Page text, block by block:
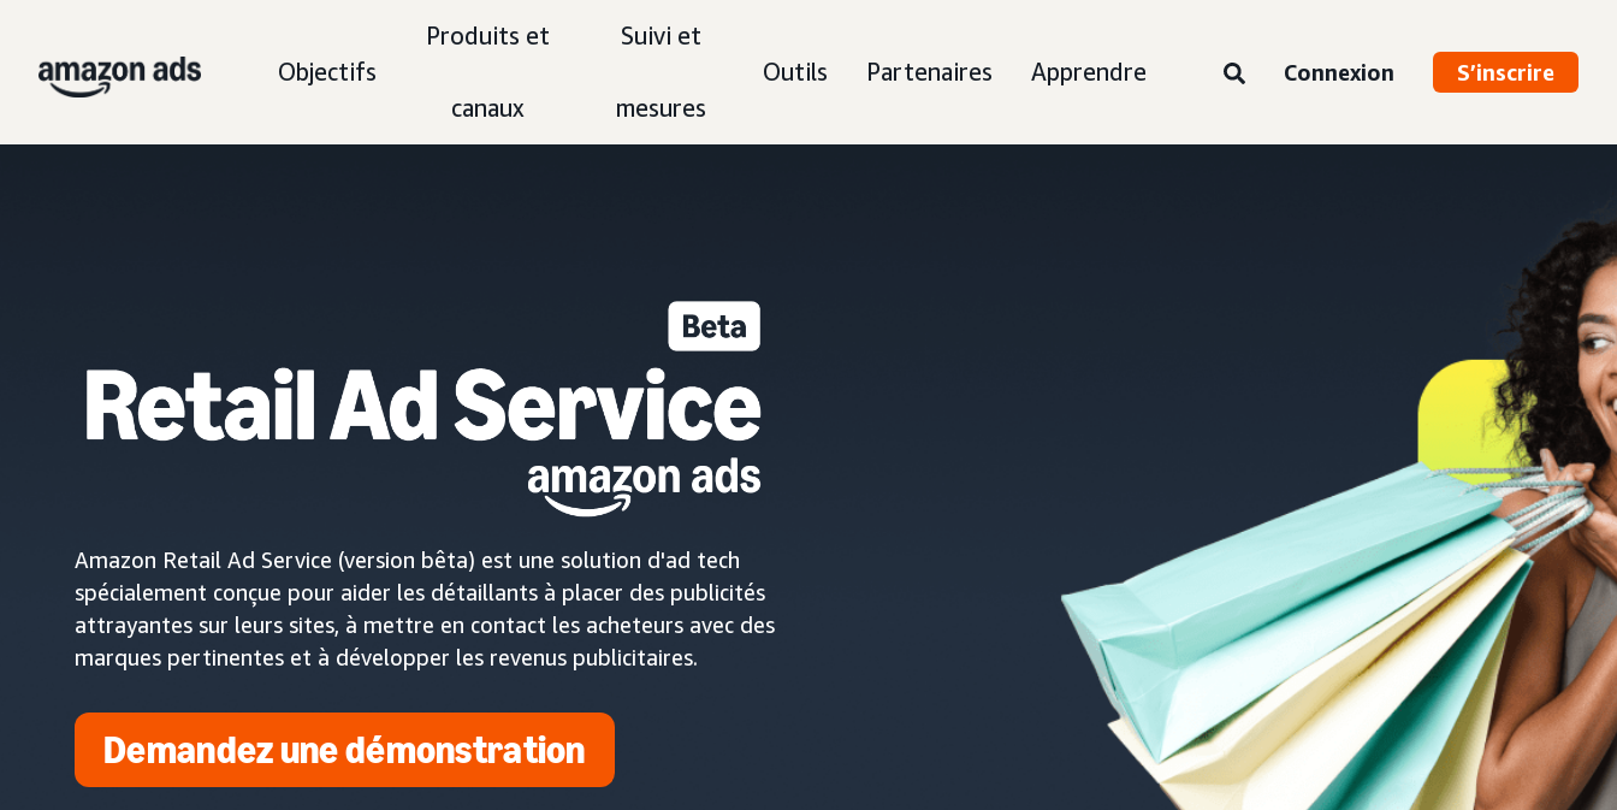
Objectifs
Produits et
canaux
Suivi et
mesures
Outils Partenaires Apprendre Connexion S’inscrire
Amazon Retail Ad Service (version bêta) est une solution d'ad tech
spécialement conçue pour aider les détaillants à placer des publicités
attrayantes sur leurs sites, à mettre en contact les acheteurs avec des
marques pertinentes et à développer les revenus publicitaires.
Demandez une démonstration